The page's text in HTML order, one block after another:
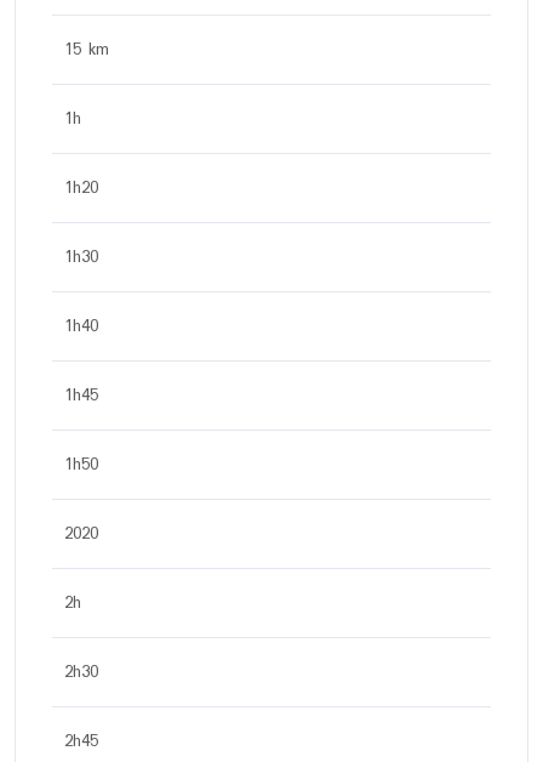
15 km
1h
1h20
1h30
1h40
1h45
1h50
2020
2h
2h30
2h45